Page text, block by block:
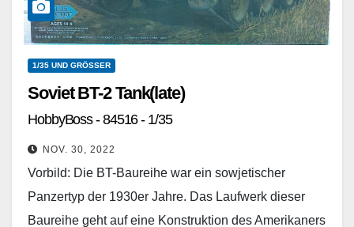
1/35 UND GRÖSSER
Soviet BT-2 Tank(late)
HobbyBoss - 84516 - 1/35
NOV. 30, 2022
Vorbild: Die BT-Baureihe war ein sowjetischer
Panzertyp der 1930er Jahre. Das Laufwerk dieser
Baureihe geht auf eine Konstruktion des Amerikaners